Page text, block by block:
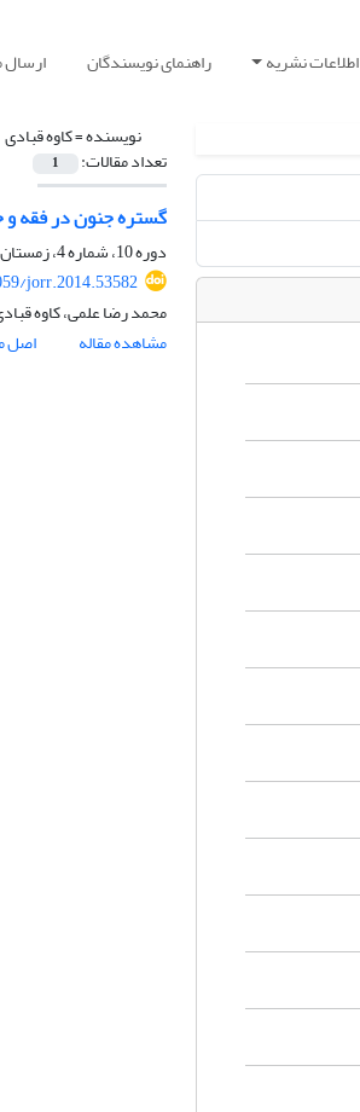
اطلاعات نشریه راهنمای نویسندگان ارسال
نویسنده =کاوه قبادی
تعداد مقالات: 1
گستره جنون در فقه
دوره 10، شماره 4، زمستان 1393، صفحه
jorr.2014.53582
محمد رضا علمی، کاوه
مشاهده مقاله
اصل